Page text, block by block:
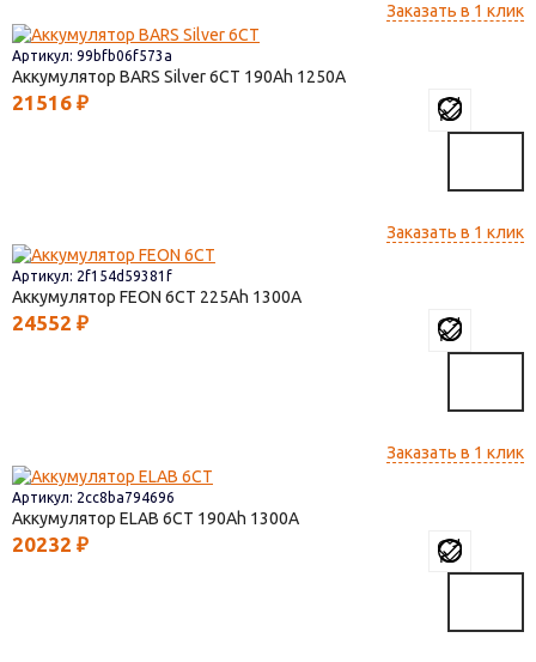
Заказать в 1 клик
Артикул: 99bfb06f573a
Аккумулятор BARS Silver 6CT 190 1250
21516 ₽
Заказать в 1 клик
Артикул: 2f154d59381f
Аккумулятор FEON 6СТ 225 1300
24552 ₽
Заказать в 1 клик
Артикул: 2cc8ba794696
Аккумулятор ELAB 6СТ 190 1300
20232 ₽